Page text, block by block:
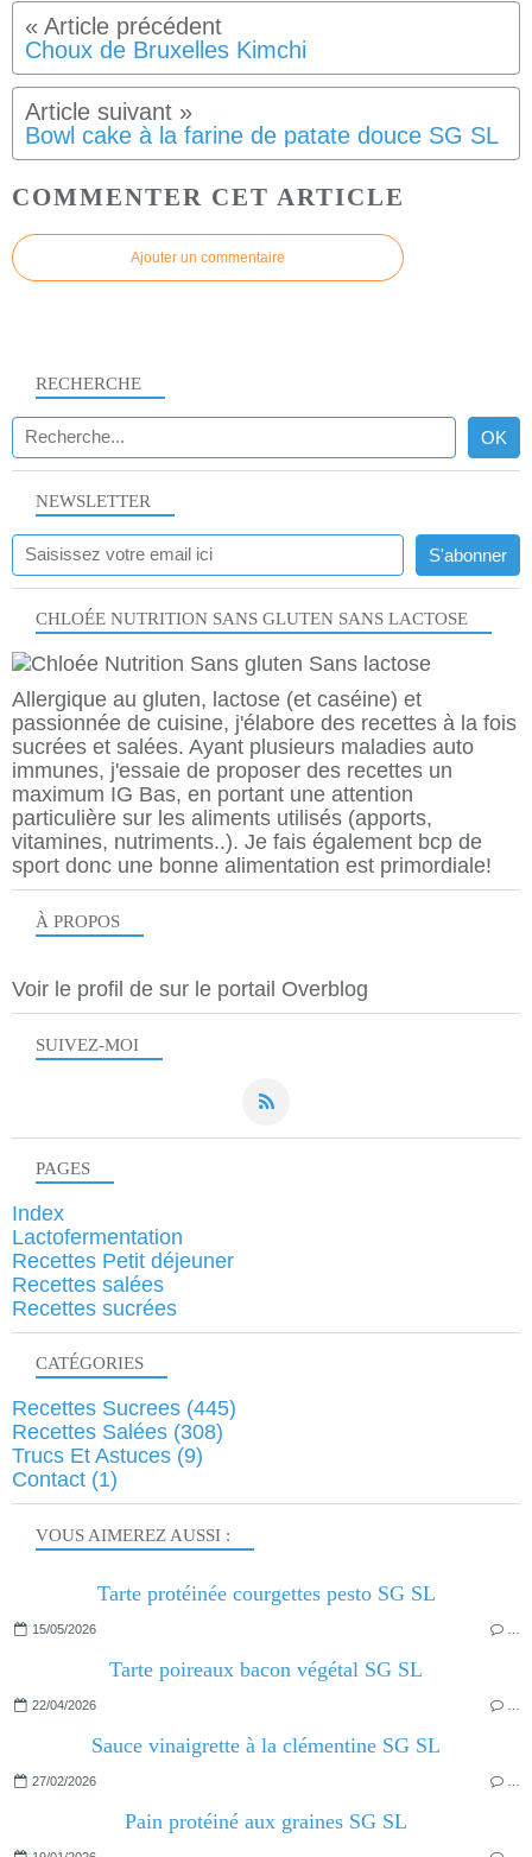
Choux de Bruxelles Kimchi
Bowl cake à la farine de patate douce SG SL
COMMENTER CET ARTICLE
Ajouter un commentaire
NEWSLETTER
SUIVEZ-MOI
RECHERCHE
CHLOÉE NUTRITION SANS GLUTEN SANS LACTOSE
Allergique au gluten, lactose (et caséine) et
passionnée de cuisine, j'élabore des recettes à la fois
sucrées et salées. Ayant plusieurs maladies auto
immunes, j'essaie de proposer des recettes un
maximum IG Bas, en portant une attention
particulière sur les aliments utilisés (apports,
vitamines, nutriments..). Je fais également bcp de
sport donc une bonne alimentation est primordiale!
À PROPOS
Voir le profil de sur le portail Overblog
VOUS AIMEREZ AUSSI :
Tarte protéinée courgettes pesto SG SL
15/05/2026
Tarte poireaux bacon végétal SG SL
22/04/2026
Sauce vinaigrette à la clémentine SG SL
27/02/2026
Pain protéiné aux graines SG SL
PAGES
Index
Lactofermentation
Recettes Petit déjeuner
Recettes salées
Recettes sucrées
CATÉGORIES
Recettes Sucrees (445)
Recettes Salées (308)
Trucs Et Astuces (9)
Contact (1)